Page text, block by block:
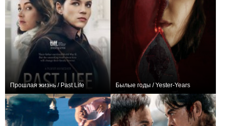
Прошлая жизнь / Past Life Былые годы / Yester-Years